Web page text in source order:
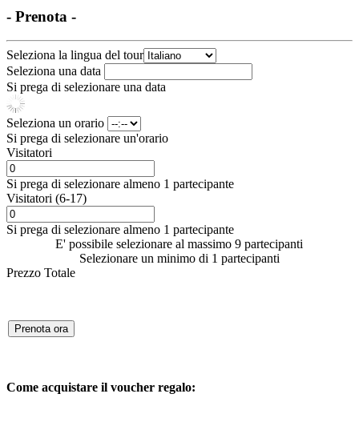
- Prenota -
Seleziona la lingua del tour
Seleziona una data
Si prega di selezionare una data
Seleziona un orario
Si prega di selezionare un'orario
Visitatori
Si prega di selezionare almeno 1 partecipante
Visitatori (6-17)
Si prega di selezionare almeno 1 partecipante
E' possibile selezionare al massimo 9 partecipanti
Selezionare un minimo di 1 partecipanti
Prezzo Totale
Prenota ora
Come acquistare il voucher regalo: